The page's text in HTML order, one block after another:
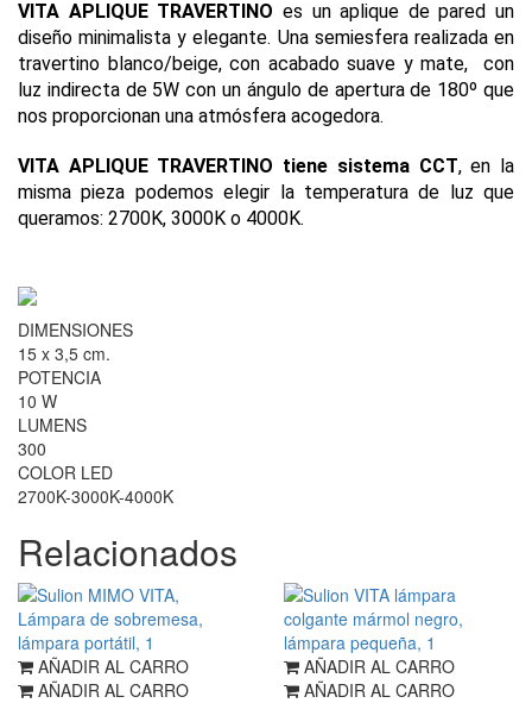
VITA APLIQUE TRAVERTINO es un aplique de pared un
diseño minimalista y elegante. Una semiesfera realizada en
travertino blanco/beige, con acabado suave y mate, con
luz indirecta de 5W con un ángulo de apertura de 180º que
nos proporcionan una atmósfera acogedora.
VITA APLIQUE TRAVERTINO tiene sistema CCT, en la
misma pieza podemos elegir la temperatura de luz que
queramos: 2700K, 3000K o 4000K.
DIMENSIONES
15 x 3,5 cm.
POTENCIA
10 W
LUMENS
300
COLOR LED
2700K-3000K-4000K
Relacionados
AÑADIR AL CARRO
AÑADIR AL CARRO
AÑADIR AL CARRO
AÑADIR AL CARRO